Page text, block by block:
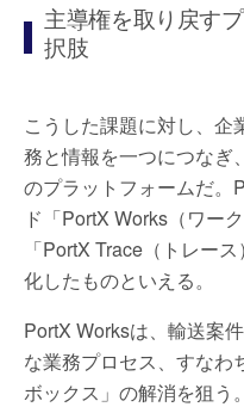
主導権を取り戻す
択肢
こうした課題に対し、企
務と情報を一つにつなぎ
のプラットフォームだ。
ド「PortX Works（ワー
「PortX Trace（トレー
化したものといえる。
PortX Worksは、輸送案
な業務プロセス、すなわ
ボックス」の解消を狙う